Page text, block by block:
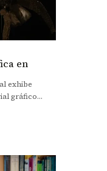
en
exhibe
gráfico